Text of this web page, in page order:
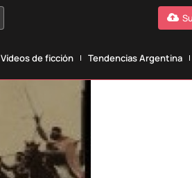
Vídeos de ficción Tendencias Argentina